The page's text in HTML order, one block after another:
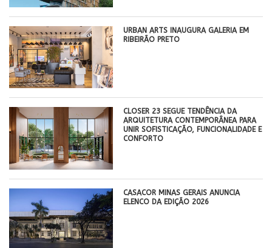
​URBAN ARTS INAUGURA GALERIA EM
RIBEIRÃO PRETO
CLOSER 23 SEGUE TENDÊNCIA DA
ARQUITETURA CONTEMPORÂNEA PARA
UNIR SOFISTICAÇÃO, FUNCIONALIDADE E
CONFORTO
CASACOR MINAS GERAIS ANUNCIA
ELENCO DA EDIÇÃO 2026